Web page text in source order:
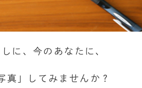
に、今のあなたに、
真」してみませんか？